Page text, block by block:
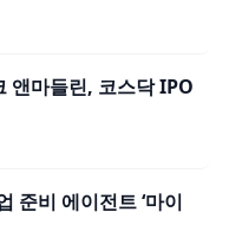
앤마들린, 코스닥 IPO
준비 에이전트 ‘마이